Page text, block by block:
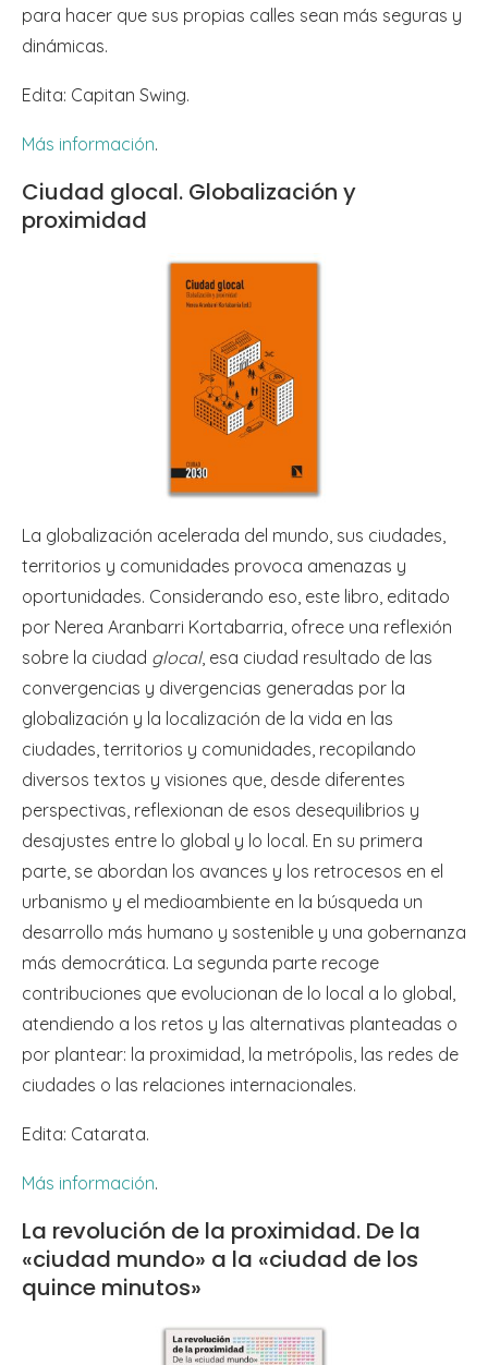
para hacer que sus propias calles sean más seguras y
dinámicas.
Edita: Capitan Swing.
Más información.
Ciudad glocal. Globalización y
proximidad
La globalización acelerada del mundo, sus ciudades,
territorios y comunidades provoca amenazas y
oportunidades. Considerando eso, este libro, editado
por Nerea Aranbarri Kortabarria, ofrece una reflexión
sobre la ciudad glocal, esa ciudad resultado de las
convergencias y divergencias generadas por la
globalización y la localización de la vida en las
ciudades, territorios y comunidades, recopilando
diversos textos y visiones que, desde diferentes
perspectivas, reflexionan de esos desequilibrios y
desajustes entre lo global y lo local. En su primera
parte, se abordan los avances y los retrocesos en el
urbanismo y el medioambiente en la búsqueda un
desarrollo más humano y sostenible y una gobernanza
más democrática. La segunda parte recoge
contribuciones que evolucionan de lo local a lo global,
atendiendo a los retos y las alternativas planteadas o
por plantear: la proximidad, la metrópolis, las redes de
ciudades o las relaciones internacionales.
Edita: Catarata.
Más información.
La revolución de la proximidad. De la
«ciudad mundo» a la «ciudad de los
quince minutos»